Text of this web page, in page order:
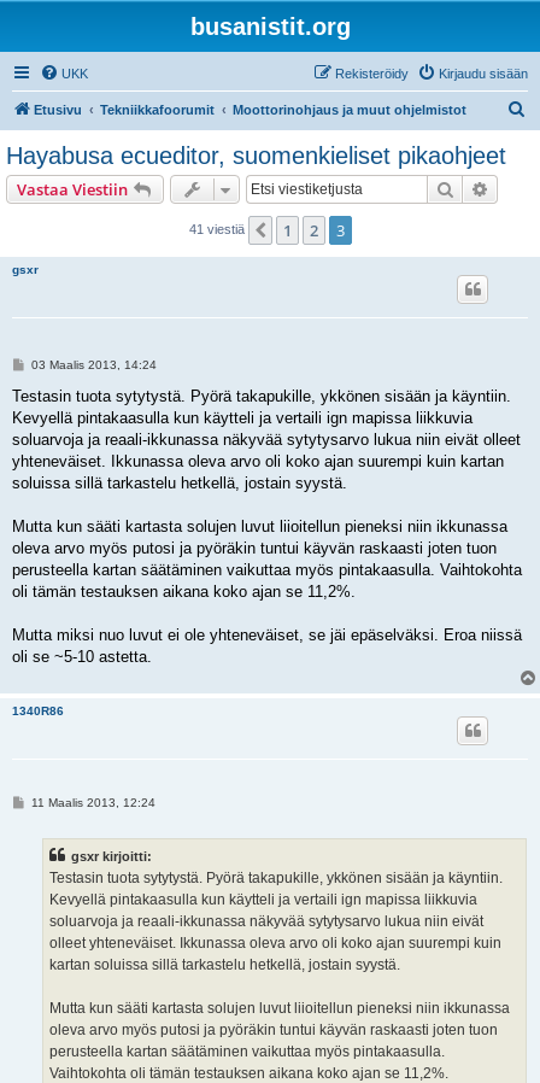
busanistit.org
UKK Kirjaudu sisään
Rekisteröidy
Etusivu Tekniikkafoorumit Moottorinohjaus ja muut ohjelmistot
Hayabusa ecueditor, suomenkieliset pikaohjeet
Vastaa Viestiin Etsi
41 viestiä Edellinen
1 2 3
gsxr
V
e
t
i
03 Maalis 2013, 14:24
Testasin tuota sytytystä. Pyörä takapukille, ykkönen sisään ja käyntiin.
Kevyellä pintakaasulla kun käytteli ja vertaili ign mapissa liikkuvia
soluarvoja ja reaali-ikkunassa näkyvää sytytysarvo lukua niin eivät olleet
yhteneväiset. Ikkunassa oleva arvo oli koko ajan suurempi kuin kartan
soluissa sillä tarkastelu hetkellä, jostain syystä.
Mutta kun sääti kartasta solujen luvut liioitellun pieneksi niin ikkunassa
oleva arvo myös putosi ja pyöräkin tuntui käyvän raskaasti joten tuon
perusteella kartan säätäminen vaikuttaa myös pintakaasulla. Vaihtokohta
oli tämän testauksen aikana koko ajan se 11,2%.
Mutta miksi nuo luvut ei ole yhteneväiset, se jäi epäselväksi. Eroa niissä
oli se ~5-10 astetta.
1340R86
V11 Maalis 2013, 12:24
gsxr kirjoitti:
Testasin tuota sytytystä. Pyörä takapukille, ykkönen sisään ja käyntiin.
Kevyellä pintakaasulla kun käytteli ja vertaili ign mapissa liikkuvia
soluarvoja ja reaali-ikkunassa näkyvää sytytysarvo lukua niin eivät
olleet yhteneväiset. Ikkunassa oleva arvo oli koko ajan suurempi kuin
kartan soluissa sillä tarkastelu hetkellä, jostain syystä.
Mutta kun sääti kartasta solujen luvut liioitellun pieneksi niin ikkunassa
oleva arvo myös putosi ja pyöräkin tuntui käyvän raskaasti joten tuon
perusteella kartan säätäminen vaikuttaa myös pintakaasulla.
Vaihtokohta oli tämän testauksen aikana koko ajan se 11,2%.